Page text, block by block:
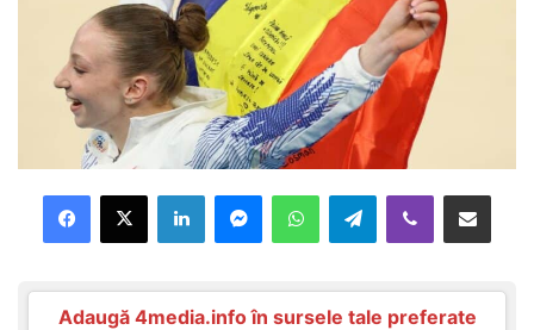
Facebook
X LinkedInMessengerWhatsAppTelegramViber Distribuie prin mail
Adaugă 4media.info în sursele tale preferate